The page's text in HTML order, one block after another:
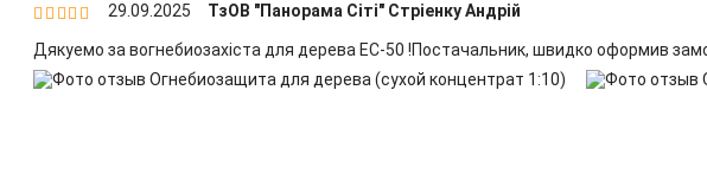

 29.09.2025 ТзОВ "Панорама Сіті" Стріенку Андрій
Дякуемо за вогнебиозахіста для дерева ЕС-50 !Постачальник, швидко оформив